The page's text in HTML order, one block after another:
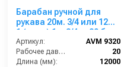
Барабан ручной для
рукава 20м. 3/4 или 12м.
1 (нерж) 1ш.3/4ш. 20 бар
Артикул:
AVM 9320
Рабочее давление (бар):
20
Длина (мм):
12000